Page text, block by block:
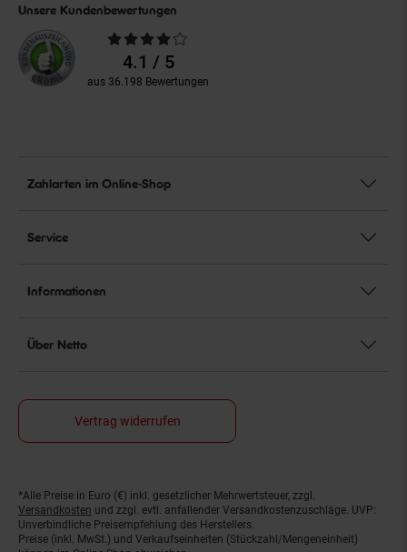
Unsere Kundenbewertungen
Durchschnittliche
Bewertungen4.1 / 5
aus 36.198 Bewertungen
Zahlarten im Online-Shop
Service
Informationen
Über Netto
Vertrag widerrufen
Fußnoten
*Alle Preise in Euro (€) inkl. gesetzlicher Mehrwertsteuer, zzgl.
Versandkosten und zzgl. evtl. anfallender Versandkostenzuschläge. UVP:
Unverbindliche Preisempfehlung des Herstellers.
Preise (inkl. MwSt.) und Verkaufseinheiten (Stückzahl/Mengeneinheit)